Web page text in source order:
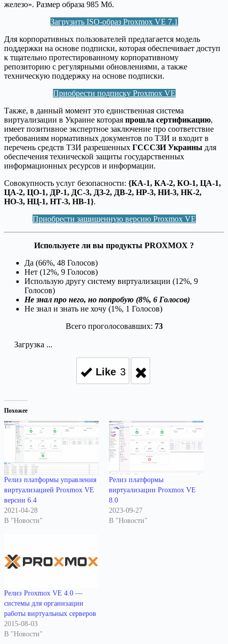
железо». Размер образа 985 Мб.
Загрузить ISO-образ Proxmox VE 7.1
Для корпоративных пользователей предлагается модель
поддержки на основе подписки, которая обеспечивает доступ
к тщательно протестированному корпоративному
репозиторию с регулярными обновлениями, а также
техническую поддержку на основе подписки.
Приобрести подписку Proxmox VE
Также, в данный момент это единственная система
виртуализации в Украине которая прошла сертификацию,
имеет позитивное экспертное заключение про соответствие
требованиям нормативных документов по ТЗИ и входит в
перечень средств ТЗИ разрешенных ГСССЗИ Украины для
обеспечения технической защиты государственных
информационных ресурсов и информации.
Совокупность услуг безопасности: {КА-1, КА-2, КО-1, ЦА-1,
ЦА-2, ЦО-1, ДР-1, ДС-3, ДЗ-2, ДВ-2, НР-3, НИ-3, НК-2,
НО-3, НЦ-1, НТ-3, НВ-1}.
Приобрести защищенную версию Proxmox VE
Используете ли вы продукты PROXMOX ?
Да (66%, 48 Голосов)
Нет (12%, 9 Голосов)
Использую другу систему виртуализации (12%, 9
Голосов)
Не знал про него, но попробую (8%, 6 Голосов)
Не знал и знать не хочу (1%, 1 Голосов)
Всего проголосовавших: 73
Загрузка ...
Like 3
Похожее
Релиз платформы управления
виртуализацией Proxmox VE
версии 6.4
2021-04-28
В "Новости"
Релиз платформы
виртуализации Proxmox VE
8.0
2023-09-27
В "Новости"
Релиз Proxmox VE 4.0 —
системы для организации
работы виртуальных серверов
2015-08-03
В "Новости"